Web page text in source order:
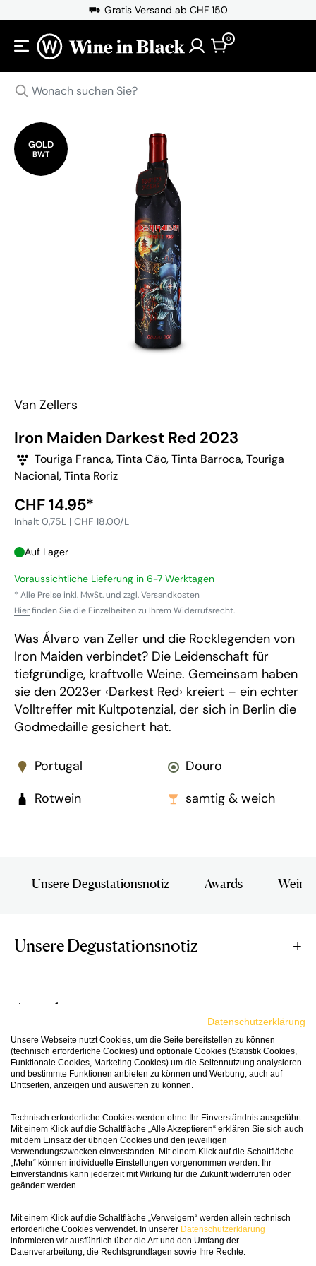
Direkt zum Inhalt Gratis Versand ab CHF 150
0
GOLD
BWT
Van Zellers
Iron Maiden Darkest Red 2023
Portugal
Douro
Rotwein
samtig & weich
Touriga Franca, Tinta Cão, Tinta Barroca, Touriga
Nacional, Tinta Roriz
Was Álvaro van Zeller und die Rocklegenden von
Iron Maiden verbindet? Die Leidenschaft für
tiefgründige, kraftvolle Weine. Gemeinsam haben
sie den 2023er ‹Darkest Red› kreiert – ein echter
Volltreffer mit Kultpotenzial, der sich in Berlin die
Godmedaille gesichert hat.
Sonderpreis
CHF 14.95*
Inhalt 0,75L | CHF 18.00/L
Auf Lager
Voraussichtliche Lieferung in 6-7 Werktagen
* Alle Preise inkl. MwSt. und zzgl. Versandkosten
Hierfinden Sie die Einzelheiten zu Ihrem Widerrufsrecht.
Unsere Degustationsnotiz Awards Wein
Unsere Degustationsnotiz
‹Darkest Red› ist ein kraftvoller Douro-Wein, der
sich im Glas in einem tiefen Kirsch- bis Granatrot
zeigt. In der Nase erinnert er an Portwein und
entfaltet intensive Aromen dunkler Früchte wie
Brombeeren, Blaubeeren, Cassis, Maulbeeren und
Schwarzkirschen – begleitet von würzigen Noten
nach Zimt, Vanille, Tonkabohne und einem Hauch
Holz. Am Gaumen zeigt er sich ebenso
ausdrucksstark: Dunkle Frucht in voller Intensität
trifft auf Anklänge von Schokolade, Mokka, Vanille
rund, der dichte Extrakt verleiht dem Wein eine
feine Süsse, die von einer erfrischenden Säure
perfekt ausbalanciert wird. Eine eindrucksvolle
Awards
93
Wine in
Black
Heavy Metal im Glas! Dieser Wein ist Kult – und
das auf allen Ebenen: ikonisches Design, echtes
Geschmackserlebnis und eine Story, die hängen
von selbst für Gesprächsstoff. Unbedingt
zugreifen!
Passt Zu
Den grossen Drei: Pizza, Burger, Steak.
Schmeichelt auch Street-Food-Favoriten wie
Pulled Pork.
Vinifikation
Für diesen Rotwein setzte Álvaro van Zeller auf
Tinta Roriz, Tinta Barroca, Touriga Nacional und
Tinto Cão – gewachsen auf den typischen
Schieferböden der Region. Die Vinifikation
Artikelnummer 191885
Datenschutzerklärung
Unsere Webseite nutzt Cookies, um die Seite bereitstellen zu können
(technisch erforderliche Cookies) und optionale Cookies (Statistik Cookies,
Funktionale Cookies, Marketing Cookies) um die Seitennutzung analysieren
und bestimmte Funktionen anbieten zu können und Werbung, auch auf
Drittseiten, anzeigen und auswerten zu können.
Technisch erforderliche Cookies werden ohne Ihr Einverständnis ausgeführt.
Mit einem Klick auf die Schaltfläche „Alle Akzeptieren“ erklären Sie sich auch
mit dem Einsatz der übrigen Cookies und den jeweiligen
Verwendungszwecken einverstanden. Mit einem Klick auf die Schaltfläche
„Mehr“ können individuelle Einstellungen vorgenommen werden. Ihr
Einverständnis kann jederzeit mit Wirkung für die Zukunft widerrufen oder
geändert werden.
Mit einem Klick auf die Schaltfläche „Verweigern“ werden allein technisch
erforderliche Cookies verwendet. In unserer Datenschutzerklärung
informieren wir ausführlich über die Art und den Umfang der
Datenverarbeitung, die Rechtsgrundlagen sowie Ihre Rechte.